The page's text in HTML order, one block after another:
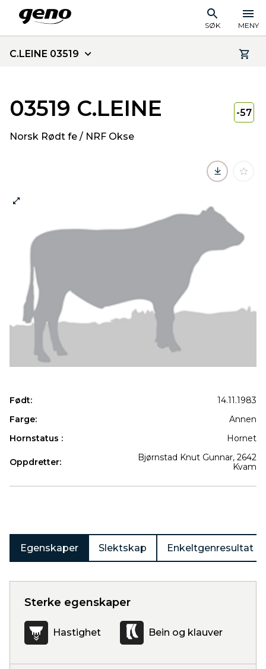
SØK MENY
C.LEINE 03519
03519 C.LEINE
Norsk Rødt fe / NRF Okse
-57
Født:
14.11.1983
Farge:
Annen
Hornstatus :
Hornet
Oppdretter:
Bjørnstad Knut Gunnar, 2642
Kvam
Egenskaper Slektskap Enkeltgenresultat
Sterke egenskaper
Hastighet Bein og klauver